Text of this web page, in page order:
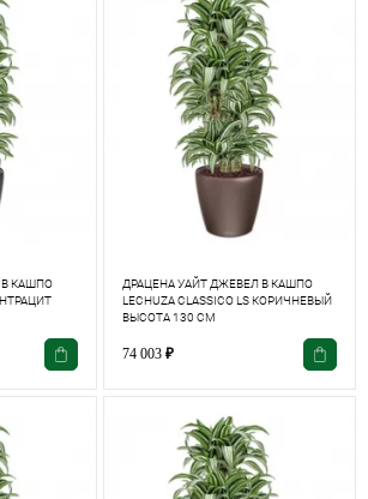
В КАШПО
ДРАЦЕНА УАЙТ ДЖЕВЕЛ В КАШПО
LECHUZA СLASSICO LS КОРИЧНЕВЫЙ
ВЫСОТА 130 СМ
74 003 ₽